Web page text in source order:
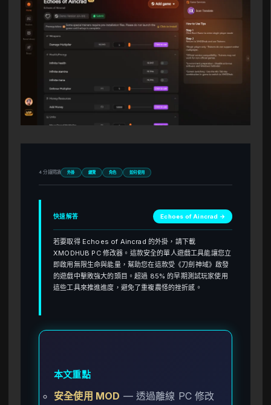
4 分鐘閱讀 外掛 總覽 角色 如何使用
快速解答 Echoes of Aincrad →
若要取得 Echoes of Aincrad 的外掛，請下載
XMODHUB PC 修改器。這款安全的單人遊戲工具能讓您立
即啟用無限生命與能量，幫助您在這款受《刀劍神域》啟發
的遊戲中擊敗強大的頭目。超過 85% 的早期測試玩家使用
這些工具來推進進度，避免了重複農怪的挫折感。
本文重點
安全使用 MOD — 透過離線 PC 修改